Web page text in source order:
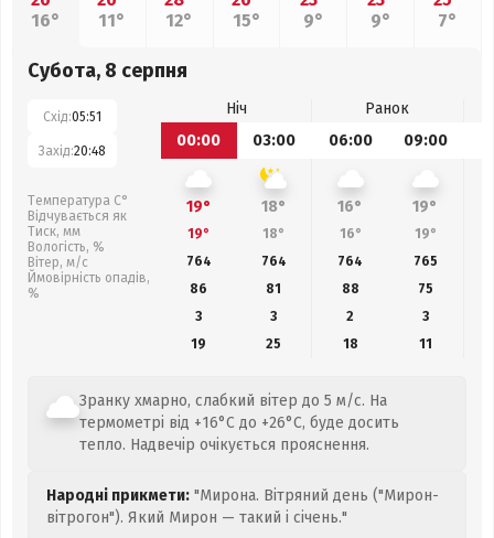
16°
11°
12°
15°
9°
9°
7°
Субота, 8 серпня
Схід:05:51
Захід:20:48
Температура С°
Відчувається як
Тиск, мм
Вологість, %
Вітер, м/с
Ймовірність опадів,
%
Ніч
Ранок
00:00
03:00 06:00 09:00
19° 18° 16° 19°
19° 18° 16° 19°
764
764 764 765
86
81 88 75
3
3 2
3
19
25 18 11
Зранку хмарно, слабкий вітер до 5 м/с. На
термометрі від +16°C до +26°C, буде досить
тепло. Надвечір очікується прояснення.
Народні прикмети: "Мирона. Вітряний день ("Мирон-
вітрогон"). Який Мирон — такий і січень."